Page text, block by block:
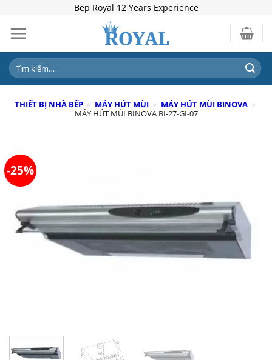
content
Bep Royal 12 Years Experience
Tìm
kiếm:
THIẾT BỊ NHÀ BẾP » MÁY HÚT MÙI » MÁY HÚT MÙI BINOVA »
MÁY HÚT MÙI BINOVA BI-27-GI-07
-25%